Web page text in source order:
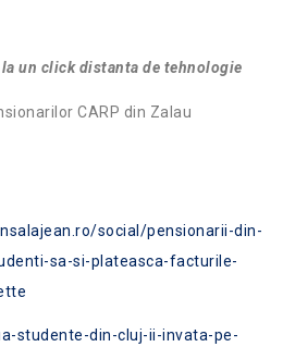
un click distanta de tehnologie
CARP din Zalau
social/pensionarii-din-
sa-si-plateasca-facturile-
studente-din-cluj-ii-invata-pe-